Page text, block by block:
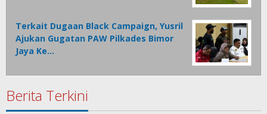
Terkait Dugaan Black Campaign, Yusril
Ajukan Gugatan PAW Pilkades Bimor
Jaya Ke…
Berita Terkini